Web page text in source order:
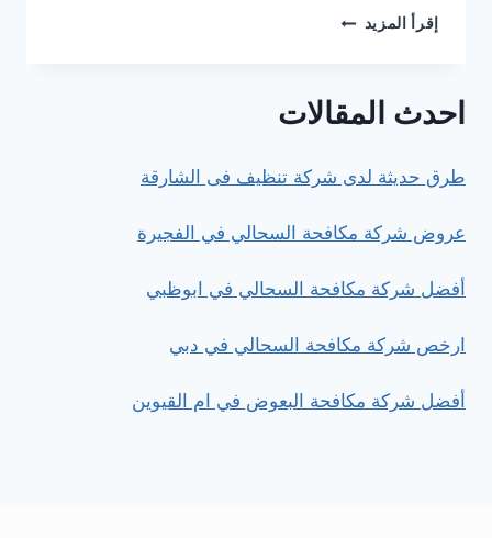
إقرأ المزيد خدمات
في
احدث المقالات
طرق حديثة لدى شركة تنظيف فى الشارقة
عروض شركة مكافحة السحالي في الفجيرة
أفضل شركة مكافحة السحالي في ابوظبي
ارخص شركة مكافحة السحالي في دبي
أفضل شركة مكافحة البعوض في ام القيوين